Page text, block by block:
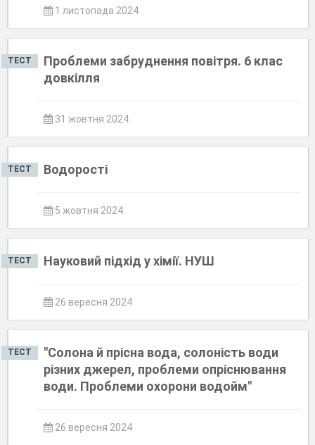
1 листопада 2024
ТЕСТ
Проблеми забруднення повітря. 6 клас
довкілля
31 жовтня 2024
ТЕСТ Водорості
5 жовтня 2024
ТЕСТ Науковий підхід у хімії. НУШ
26 вересня 2024
ТЕСТ
"Солона й прісна вода, солоність води
різних джерел, проблеми опріснювання
води. Проблеми охорони водойм"
26 вересня 2024